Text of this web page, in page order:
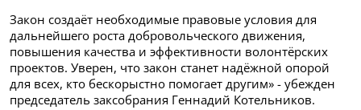
Закон создаёт необходимые правовые условия для
дальнейшего роста добровольческого движения,
повышения качества и эффективности волонтёрских
проектов. Уверен, что закон станет надёжной опорой
для всех, кто бескорыстно помогает другим» - убежден
председатель заксобрания Геннадий Котельников.